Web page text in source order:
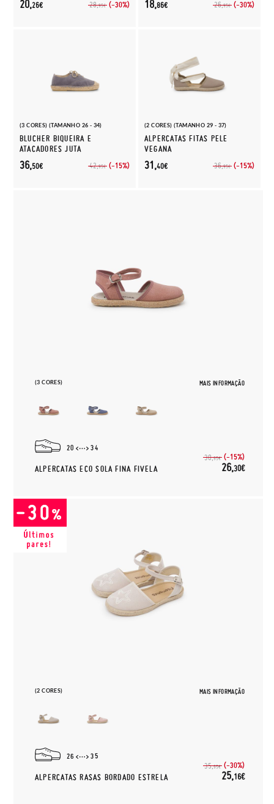
28,95€ (-30%)
20,26€ 26,95€ (-30%)
18,86€
(3 CORES) (TAMANHO 26 - 34)
BLUCHER BIQUEIRA E
ATACADORES JUTA
42,95€ (-15%)
36,50€
(2 CORES) (TAMANHO 29 - 37)
ALPERCATAS FITAS PELE
VEGANA
36,95€ (-15%)
31,40€
(3 CORES) MAIS INFORMAÇÃO
20 34
ALPERCATAS ECO SOLA FINA FIVELA
30,95€ (-15%)
26,30€
(2 CORES) MAIS INFORMAÇÃO
26 35
ALPERCATAS RASAS BORDADO ESTRELA
35,95€ (-30%)
25,16€